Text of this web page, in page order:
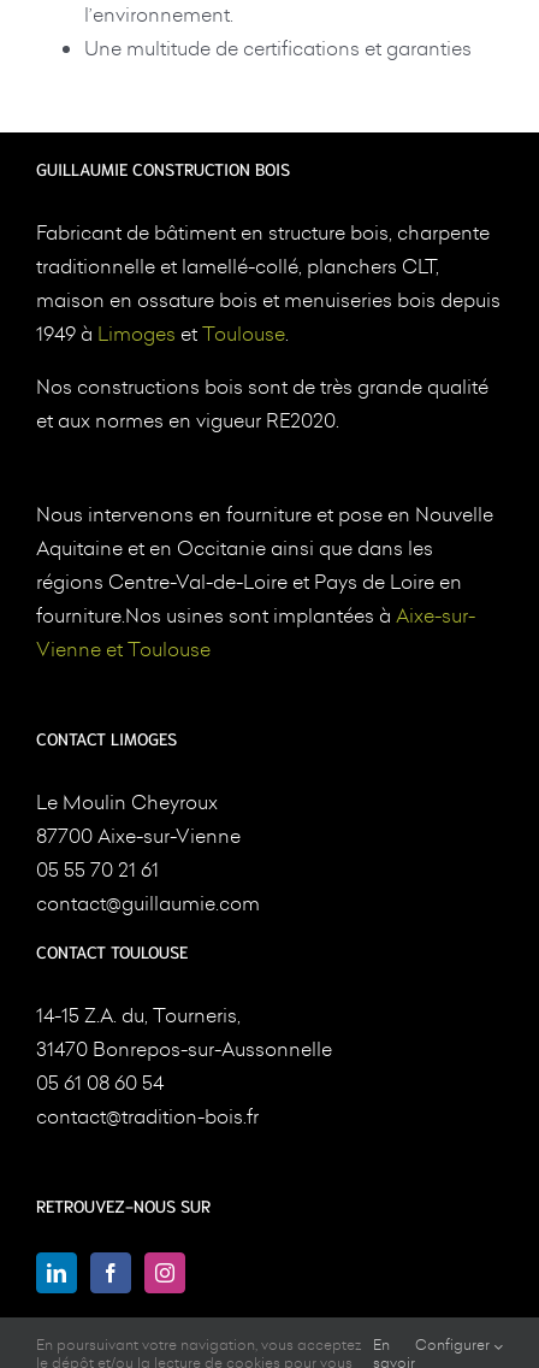
l’environnement.
Une multitude de certifications et garanties
GUILLAUMIE CONSTRUCTION BOIS
Fabricant de bâtiment en structure bois, charpente
traditionnelle et lamellé-collé, planchers CLT,
maison en ossature bois et menuiseries bois depuis
1949 à Limoges etToulouse.
Nos constructions bois sont de très grande qualité
et aux normes en vigueur RE2020.
Nous intervenons en fourniture et pose en Nouvelle
Aquitaine et en Occitanie ainsi que dans les
régions Centre-Val-de-Loire et Pays de Loire en
fourniture.Nos usines sont implantées à Aixe-sur-
Vienne et Toulouse
CONTACT LIMOGES
Le Moulin Cheyroux
87700 Aixe-sur-Vienne
05 55 70 21 61
contact@guillaumie.com
CONTACT TOULOUSE
14-15 Z.A. du, Tourneris,
31470 Bonrepos-sur-Aussonnelle
05 61 08 60 54
contact@tradition-bois.fr
RETROUVEZ-NOUS SUR
En poursuivant votre navigation, vous acceptez
le dépôt et/ou la lecture de cookies pour vous
En
savoir
Configurer